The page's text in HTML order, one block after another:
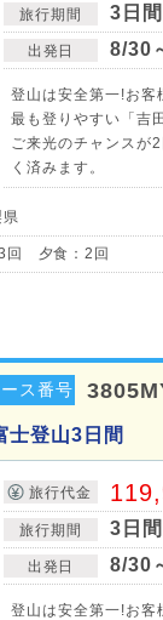
旅行期間 3日間
出発日 8/30
登山は安全第一!お客
最も登りやすい「吉
ご来光のチャンスが
く済みます。
回 夕食：2回
ス番号
登山3日間
旅行代金
旅行期間 3日間
出発日 8/30
登山は安全第一!お客